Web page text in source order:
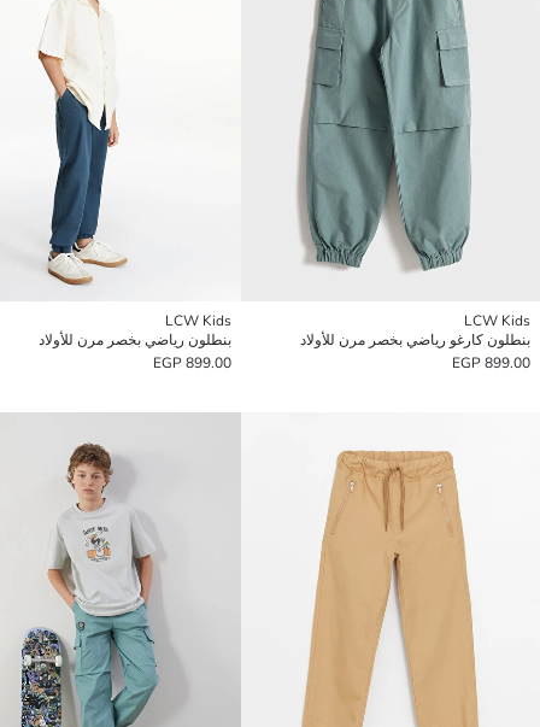
LCW Kids
بنطلون كارغو رياضي بخصر مرن للأولاد
899.00 EGP
LCW Kids
بنطلون رياضي بخصر مرن للأولاد
899.00 EGP